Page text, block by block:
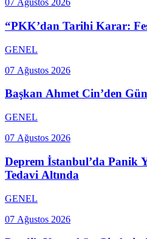
07 Ağustos 2026
“PKK’dan Tarihi Karar:
GENEL
07 Ağustos 2026
Başkan Ahmet Cin’den
GENEL
07 Ağustos 2026
Deprem İstanbul’da Panik
Tedavi Altında
GENEL
07 Ağustos 2026